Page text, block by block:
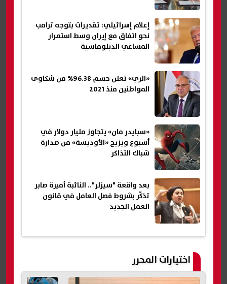
إعلام إسرائيلي: تقديرات بتوجه ترامب
نحو اتفاق مع إيران وسط استمرار
المساعي الدبلوماسية
«الري» تعلن حسم 96.38% من شكاوى
المواطنين منذ 2021
«سبايدر مان» يتجاوز مليار دولار في
أسبوع ويزيح «الأوديسة» من صدارة
شباك التذاكر
بعد واقعة "سيزلر".. النائبة أميرة صابر
تذكّر بشروط فصل العامل في قانون
العمل الجديد
اختيارات المحرر